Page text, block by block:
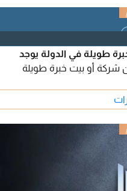
طويلة في الدولة يوجد
شركة أو بيت خبرة طويلة